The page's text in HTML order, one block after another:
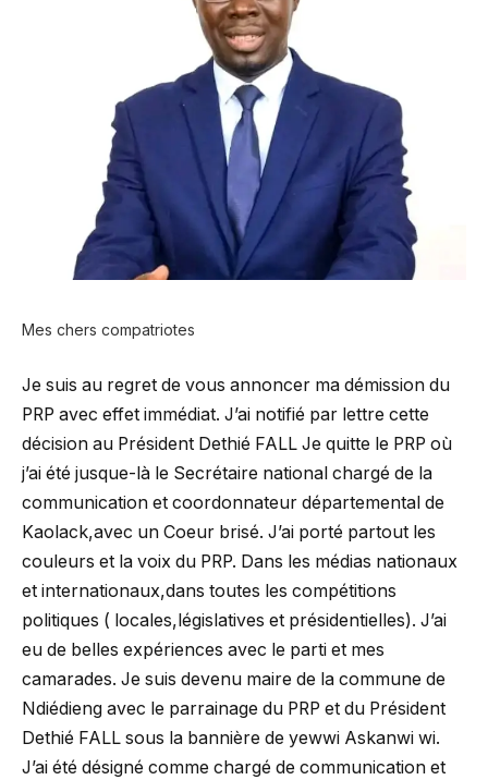
Mes chers compatriotes
Je suis au regret de vous annoncer ma démission du
PRP avec effet immédiat. J’ai notifié par lettre cette
décision au Président Dethié FALL Je quitte le PRP où
j’ai été jusque-là le Secrétaire national chargé de la
communication et coordonnateur départemental de
Kaolack,avec un Coeur brisé. J’ai porté partout les
couleurs et la voix du PRP. Dans les médias nationaux
et internationaux,dans toutes les compétitions
politiques ( locales,législatives et présidentielles). J’ai
eu de belles expériences avec le parti et mes
camarades. Je suis devenu maire de la commune de
Ndiédieng avec le parrainage du PRP et du Président
Dethié FALL sous la bannière de yewwi Askanwi wi.
J’ai été désigné comme chargé de communication et